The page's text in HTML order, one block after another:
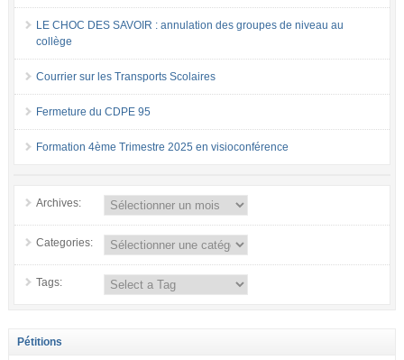
LE CHOC DES SAVOIR : annulation des groupes de niveau au
collège
Courrier sur les Transports Scolaires
Fermeture du CDPE 95
Formation 4ème Trimestre 2025 en visioconférence
Archives:
Categories:
Tags:
Pétitions